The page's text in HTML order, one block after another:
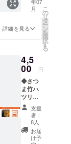
チュウ） 】
ン。
これまでと
は完全にコ
ンセプトの
異なる【 旬
感酒場
HAZERU（
ハゼル） 】
をオープ
不要の
方は備
考欄へ
【不
い。 ・
公序良
俗に反
さない
お名前
でお願
い致し
ます。
ゆず皮
のわず
かな表
皮だけ
塩にて
手作り
してい
ます。
着色料
や保存
料は一
切使用
してお
りませ
ん。こ
******H
Pへのお
名前記
載につ
いて
****** ・
社グッ
ドフェ
ローズ
ダイニ
ングの
HP内に
お名前
を掲載
致しま
す（希
望者の
月
詳細を見る
こ
の
リ
タ
ー
ン
を
選
択
す
る
4,5
00 円
◆さつ
ま竹ハ
ツリ
カップ
（文字
ロゴ
ver）
竹の形
支援
者：
8人
お届
け予